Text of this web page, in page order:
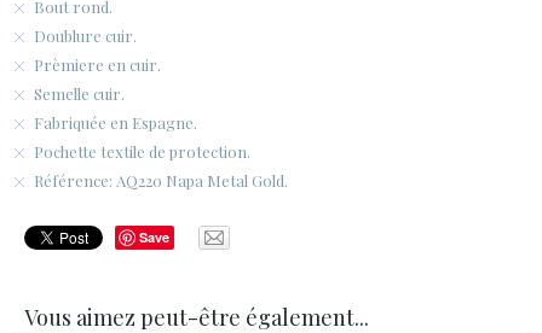
Bout rond.
Doublure cuir.
Prèmiere en cuir.
Semelle cuir.
Fabriquée en Espagne.
Pochette textile de protection.
Référence: AQ220 Napa Metal Gold.
Save
Vous aimez peut-être également...